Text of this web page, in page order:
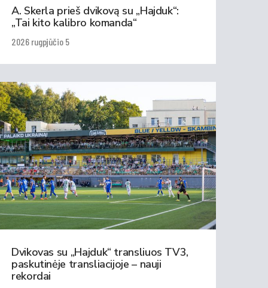
A. Skerla prieš dvikovą su „Hajduk“:
„Tai kito kalibro komanda“
2026 rugpjūčio 5
Dvikovas su „Hajduk“ transliuos TV3,
paskutinėje transliacijoje – nauji
rekordai